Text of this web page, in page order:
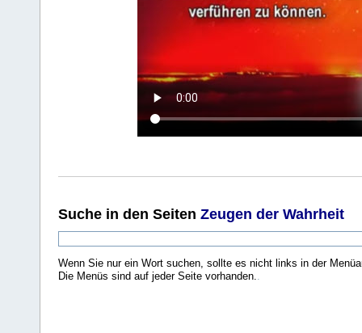
Suche in den Seiten Zeugen der Wahrheit
Wenn Sie nur ein Wort suchen, sollte es nicht links in der
Die Menüs sind auf jeder Seite vorhanden.